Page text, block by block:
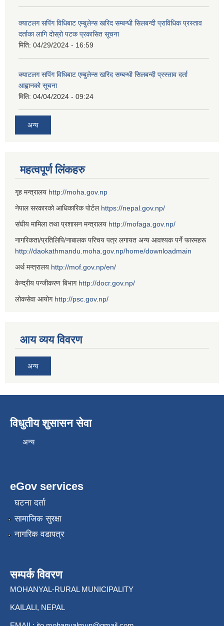
क्याटलग सपिंग विधिबाट एम्बुलेन्स खरिद सम्बन्धी सिलबन्दी प्राविधिक प्रस्ताव
दर्ताका लागि दोस्रो पटक प्रकासित सूचना
मिति: 04/29/2024 - 16:59
क्याटलग सपिंग विधिबाट एम्बुलेन्स खरिद सम्बन्धी सिलबन्दी प्रस्ताव दर्ता
आह्वानको सूचना
मिति: 04/04/2024 - 09:24
अन्य
महत्वपूर्ण लिंकहरु
गृह मन्त्रालय http://moha.gov.np
नेपाल सरकारको आधिकारिक पोर्टल https://nepal.gov.np/
संघीय मामिला तथा प्रशासन मन्त्रालय http://mofaga.gov.np/
नागरिकता/प्रतिलिपि/नाबालक परिचय पत्र लगायत अन्य आवश्यक पर्ने फारमहरू
http://daokathmandu.moha.gov.np/home/downloadmain
अर्थ मन्त्रालय http://mof.gov.np/en/
केन्द्रीय पन्जीकरण बिभाग http://docr.gov.np/
लोकसेवा आयोग http://psc.gov.np/
आय व्यय विवरण
अन्य
विधुतीय शुसासन सेवा
अन्य
eGov services
घटना दर्ता
सामाजिक सुरक्षा
नागरिक वडापत्र
सम्पर्क विवरण
MOHANYAL-RURAL MUNICIPALITY
KAILALI, NEPAL